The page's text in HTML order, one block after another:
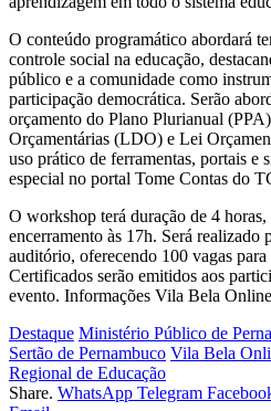
O conteúdo programático abordará
controle social na educação,
público e a comunidade como
participação democrática. Serão
orçamento do Plano Plurianual
Orçamentárias (LDO) e Lei
uso prático de ferramentas, portais e
especial no portal Tome Contas do
O workshop terá duração de 4
encerramento às 17h. Será realizado
auditório, oferecendo 100 vagas para
Certificados serão emitidos aos
evento. Informações Vila Bela Online
Destaque Ministério Público de
Sertão de Pernambuco Vila Bela
Regional de Educação
Share. WhatsApp Telegram